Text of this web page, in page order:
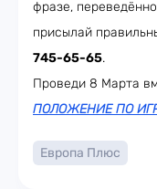
фразе,
присылай
745-65-65.
Проведи 8 Марта
ПОЛОЖЕНИЕ ПО
Европа Плюс